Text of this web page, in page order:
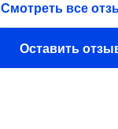
Смотреть все
Оставить